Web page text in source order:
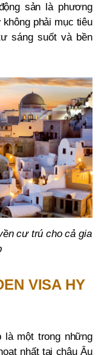
sản là phương
phải mục tiêu
sáng suốt và bền
cư trú cho cả gia
VISA HY
là một trong những
nhất tại châu Âu